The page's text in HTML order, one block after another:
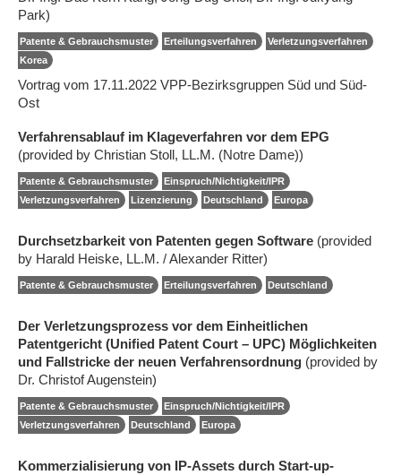
Park)
Patente & Gebrauchsmuster Erteilungsverfahren
Verletzungsverfahren
Korea
Vortrag vom 17.11.2022 VPP-Bezirksgruppen Süd und Süd-
Ost
Verfahrensablauf im Klageverfahren vor dem EPG
(provided by Christian Stoll, LL.M. (Notre Dame))
Patente & Gebrauchsmuster
Einspruch/Nichtigkeit/IPR
Verletzungsverfahren
Lizenzierung Deutschland Europa
Durchsetzbarkeit von Patenten gegen Software (provided
by Harald Heiske, LL.M. / Alexander Ritter)
Patente & Gebrauchsmuster Erteilungsverfahren Deutschland
Der Verletzungsprozess vor dem Einheitlichen
Patentgericht (Unified Patent Court – UPC) Möglichkeiten
und Fallstricke der neuen Verfahrensordnung (provided by
Dr. Christof Augenstein)
Patente & Gebrauchsmuster
Einspruch/Nichtigkeit/IPR
Verletzungsverfahren
Deutschland Europa
Kommerzialisierung von IP-Assets durch Start-up-